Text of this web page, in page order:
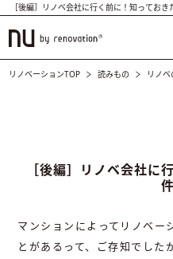
［後編］リノベ会社に行く前に！知っておき
リノベーションTOP 読みもの リノ
［後編］リノベ会社に
マンションによってリノベー
とがあるって、ご存知でした